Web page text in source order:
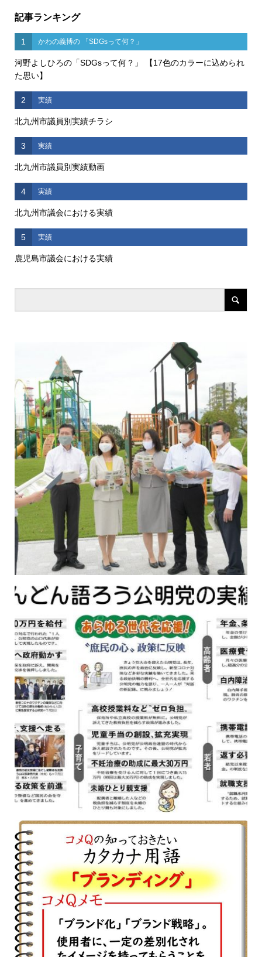
記事ランキング
1 かわの義博の 「SDGsって何？」
河野よしひろの「SDGsって何？」 【17色のカラーに込められ
た思い】
2 実績
北九州市議員別実績チラシ
3 実績
北九州市議員別実績動画
4 実績
北九州市議会における実績
5 実績
鹿児島市議会における実績